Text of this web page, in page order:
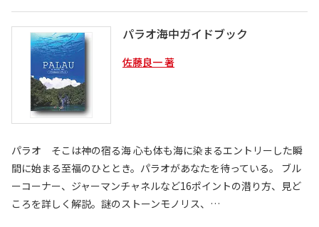
パラオ海中ガイドブック
佐藤良一 著
パラオ そこは神の宿る海 心も体も海に染まるエントリーした瞬
間に始まる至福のひととき。パラオがあなたを待っている。 ブル
ーコーナー、ジャーマンチャネルなど16ポイントの潜り方、見ど
ころを詳しく解説。謎のストーンモノリス、…